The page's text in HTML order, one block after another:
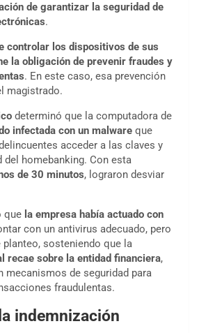
de garantizar la seguridad de
.
controlar los dispositivos de sus
la obligación de prevenir fraudes y
. En este caso, esa prevención
magistrado.
determinó que la computadora de
infectada con un malware que
acceder a las claves y
del homebanking. Con esta
de 30 minutos, lograron desviar
que la empresa había actuado con
con un antivirus adecuado, pero
sosteniendo que la
recae sobre la entidad financiera,
mecanismos de seguridad para
fraudulentas.
indemnización